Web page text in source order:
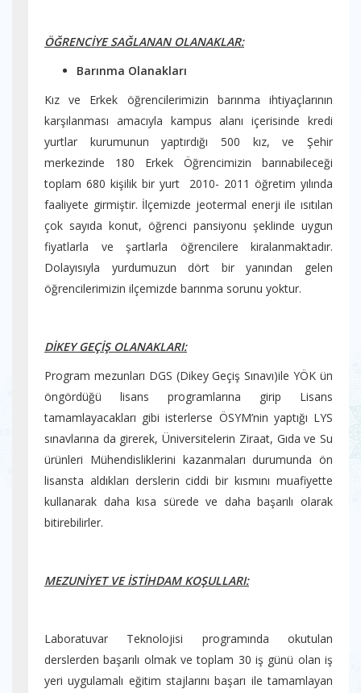
ÖĞRENCİYE SAĞLANAN OLANAKLAR:
Barınma Olanakları
Kız ve Erkek öğrencilerimizin barınma ihtiyaçlarının
karşılanması amacıyla kampus alanı içerisinde kredi
yurtlar kurumunun yaptırdığı 500 kız, ve Şehir
merkezinde 180 Erkek Öğrencimizin barınabileceği
toplam 680 kişilik bir yurt 2010- 2011 öğretim yılında
faaliyete girmiştir. İlçemizde jeotermal enerji ile ısıtılan
çok sayıda konut, öğrenci pansiyonu şeklinde uygun
fiyatlarla ve şartlarla öğrencilere kiralanmaktadır.
Dolayısıyla yurdumuzun dört bir yanından gelen
öğrencilerimizin ilçemizde barınma sorunu yoktur.
DİKEY GEÇİŞ OLANAKLARI:
Program mezunları DGS (Dikey Geçiş Sınavı)ile YÖK ün
öngördüğü lisans programlarına girip Lisans
tamamlayacakları gibi isterlerse ÖSYM’nin yaptığı LYS
sınavlarına da girerek, Üniversitelerin Ziraat, Gıda ve Su
ürünleri Mühendisliklerini kazanmaları durumunda ön
lisansta aldıkları derslerin ciddi bir kısmını muafiyette
kullanarak daha kısa sürede ve daha başarılı olarak
bitirebilirler.
MEZUNİYET VE İSTİHDAM KOŞULLARI:
Laboratuvar Teknolojisi programında okutulan
derslerden başarılı olmak ve toplam 30 iş günü olan iş
yeri uygulamalı eğitim stajlarını başarı ile tamamlayan